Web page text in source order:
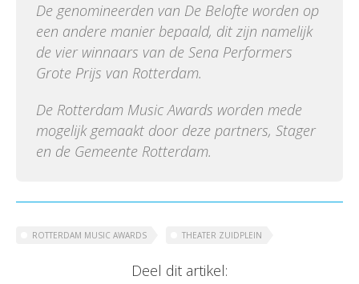
De genomineerden van De Belofte worden op
een andere manier bepaald, dit zijn namelijk
de vier winnaars van de Sena Performers
Grote Prijs van Rotterdam.
De Rotterdam Music Awards worden mede
mogelijk gemaakt door deze partners, Stager
en de Gemeente Rotterdam.
ROTTERDAM MUSIC AWARDS THEATER ZUIDPLEIN
Deel dit artikel: